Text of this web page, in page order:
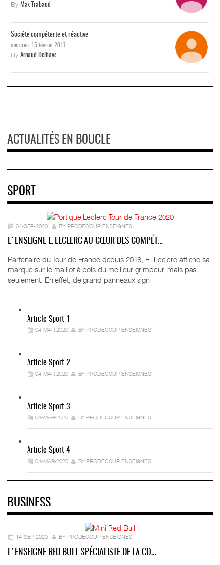
By Max Trabaud
Société compétente et réactive
mercredi 15 février 2017
By Arnaud Delhaye
ACTUALITÉS EN BOUCLE
SPORT
04-SEP-2020 BY PRODECOUP ENSEIGNES
L'ENSEIGNE E. LECLERC AU CŒUR DES COMPÉT…
Partenaire du Tour de France depuis 2018, E. Leclerc affiche sa
marque sur le maillot à pois du meilleur grimpeur, mais pas
seulement. En effet, de grand panneaux sign
Article Sport 1
04-MAR-2020 BY PRODECOUP ENSEIGNES
Article Sport 2
04-MAR-2020 BY PRODECOUP ENSEIGNES
Article Sport 3
04-MAR-2020 BY PRODECOUP ENSEIGNES
Article Sport 4
04-MAR-2020 BY PRODECOUP ENSEIGNES
BUSINESS
14-SEP-2020 BY PRODECOUP ENSEIGNES
L'ENSEIGNE RED BULL SPÉCIALISTE DE LA CO…